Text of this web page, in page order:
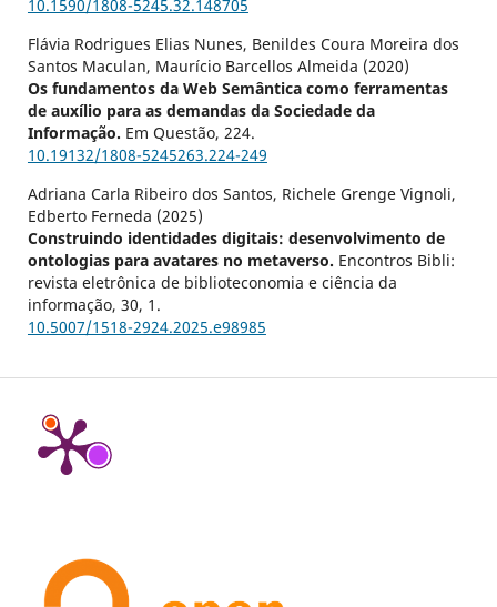
10.1590/1808-5245.32.148705
Flávia Rodrigues Elias Nunes, Benildes Coura Moreira dos
Santos Maculan, Maurício Barcellos Almeida (2020)
Os fundamentos da Web Semântica como ferramentas
de auxílio para as demandas da Sociedade da
Informação. Em Questão, 224.
10.19132/1808-5245263.224-249
Adriana Carla Ribeiro dos Santos, Richele Grenge Vignoli,
Edberto Ferneda (2025)
Construindo identidades digitais: desenvolvimento de
ontologias para avatares no metaverso. Encontros Bibli:
revista eletrônica de biblioteconomia e ciência da
informação, 30, 1.
10.5007/1518-2924.2025.e98985